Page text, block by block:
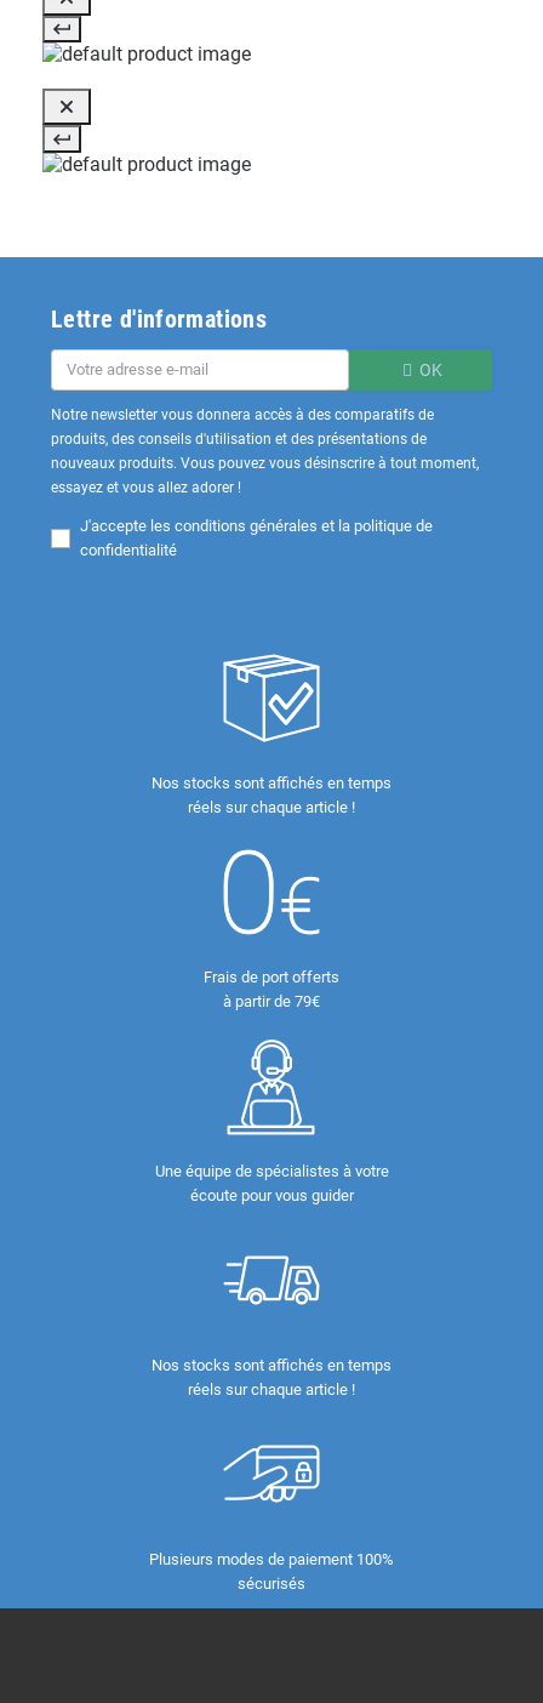
Lettre d'informations
OK
Notre newsletter vous donnera accès à des comparatifs de
produits, des conseils d'utilisation et des présentations de
nouveaux produits. Vous pouvez vous désinscrire à tout moment,
essayez et vous allez adorer !
J'accepte les conditions générales et la politique de
confidentialité
Nos stocks sont affichés en temps
réels sur chaque article !
Frais de port offerts
à partir de 79€
Une équipe de spécialistes à votre
écoute pour vous guider
Nos stocks sont affichés en temps
réels sur chaque article !
Plusieurs modes de paiement 100%
sécurisés